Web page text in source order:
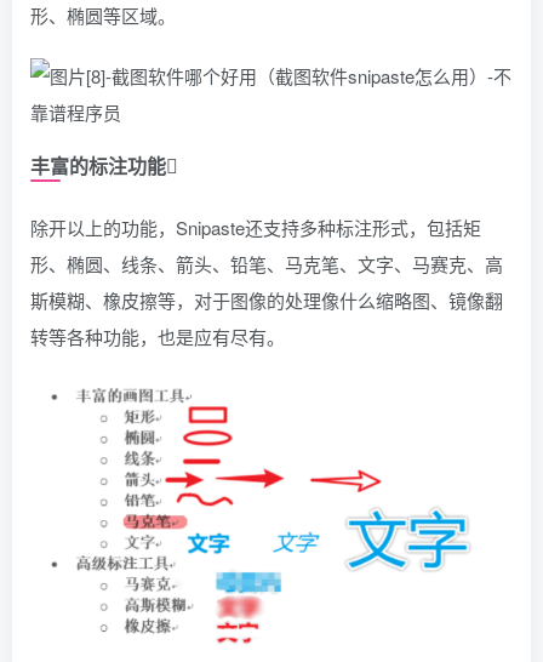
形、椭圆等区域。
丰富的标注功能
除开以上的功能，Snipaste还支持多种标注形式，包括矩
形、椭圆、线条、箭头、铅笔、马克笔、文字、马赛克、高
斯模糊、橡皮擦等，对于图像的处理像什么缩略图、镜像翻
转等各种功能，也是应有尽有。